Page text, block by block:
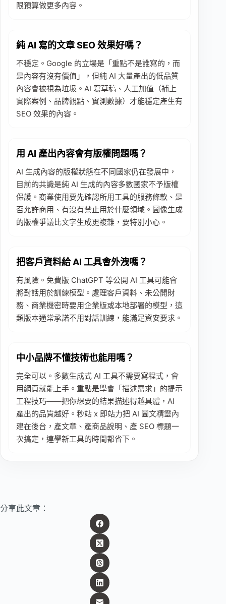
限預算做更多內容。
純 AI 寫的文章 SEO 效果好嗎？
不穩定。Google 的立場是「重點不是誰寫的，而
是內容有沒有價值」，但純 AI 大量產出的低品質
內容會被視為垃圾。AI 寫草稿、人工加值（補上
實際案例、品牌觀點、實測數據）才能穩定產生有
SEO 效果的內容。
用 AI 產出內容會有版權問題嗎？
AI 生成內容的版權狀態在不同國家仍在發展中，
目前的共識是純 AI 生成的內容多數國家不予版權
保護。商業使用要先確認所用工具的服務條款、是
否允許商用、有沒有禁止用於什麼領域。圖像生成
的版權爭議比文字生成更複雜，要特別小心。
把客戶資料給 AI 工具會外洩嗎？
有風險。免費版 ChatGPT 等公開 AI 工具可能會
將對話用於訓練模型。處理客戶資料、未公開財
務、商業機密時要用企業版或本地部署的模型，這
類版本通常承諾不用對話訓練，能滿足資安要求。
中小品牌不懂技術也能用嗎？
完全可以。多數生成式 AI 工具不需要寫程式，會
用網頁就能上手。重點是學會「描述需求」的提示
工程技巧——把你想要的結果描述得越具體，AI
產出的品質越好。秒站 x 即站力把 AI 圖文精靈內
建在後台，產文章、產商品說明、產 SEO 標題一
次搞定，連學新工具的時間都省下。
分享此文章：